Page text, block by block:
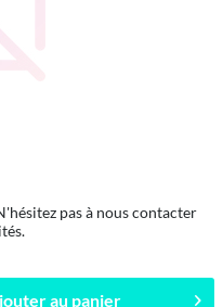
pas à nous contacter
au panier